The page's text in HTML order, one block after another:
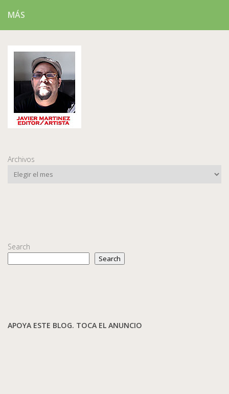
MÁS
Archivos
Search
Search
APOYA ESTE BLOG. TOCA EL ANUNCIO